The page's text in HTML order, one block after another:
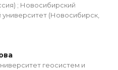
; Новосибирский
университет (Новосибирск,
геосистем и